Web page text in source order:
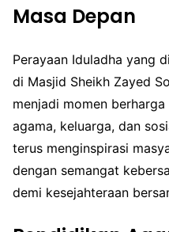
Masa Depan
Perayaan Iduladha yang
di Masjid Sheikh Zayed
menjadi momen
agama, keluarga, dan
terus menginspirasi
dengan semangat
demi kesejahteraan